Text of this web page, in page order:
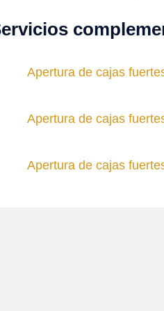
Apertura de cajas
Apertura de cajas
Apertura de cajas